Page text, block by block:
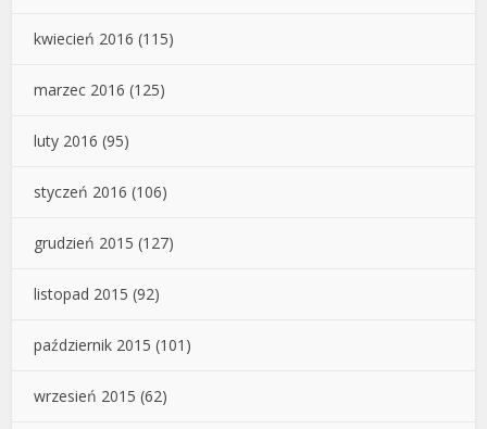
kwiecień 2016 (115)
marzec 2016 (125)
luty 2016 (95)
styczeń 2016 (106)
grudzień 2015 (127)
listopad 2015 (92)
październik 2015 (101)
wrzesień 2015 (62)